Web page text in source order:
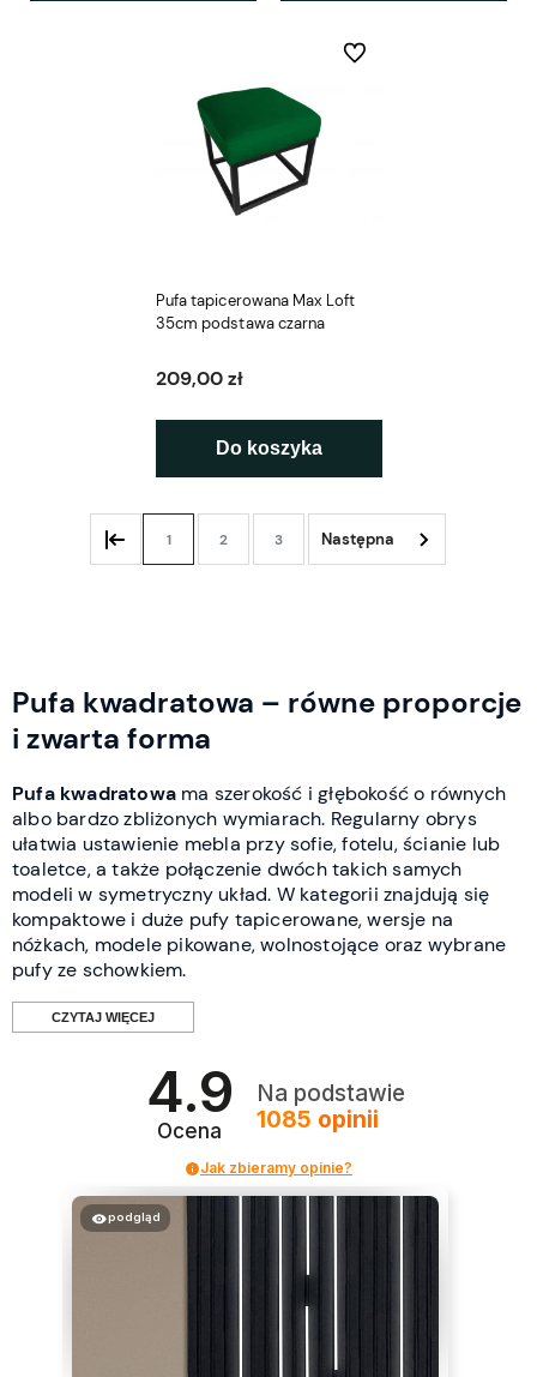
Pufa tapicerowana Max Loft
35cm podstawa czarna
209,00 zł
Do koszyka
Do ulubionych
1 2 3
Pufa kwadratowa – równe proporcje
i zwarta forma
Pufa kwadratowa ma szerokość i głębokość o równych
albo bardzo zbliżonych wymiarach. Regularny obrys
ułatwia ustawienie mebla przy sofie, fotelu, ścianie lub
toaletce, a także połączenie dwóch takich samych
modeli w symetryczny układ. W kategorii znajdują się
kompaktowe i duże pufy tapicerowane, wersje na
nóżkach, modele pikowane, wolnostojące oraz wybrane
pufy ze schowkiem.
CZYTAJ WIĘCEJ
Jak rozpoznać kwadratową pufę?
Kwadratowa pufa ma szerokość oraz głębokość o takich
samych lub bardzo podobnych wartościach. Niewielkie
różnice mogą wynikać z konstrukcji, kształtu tapicerki
głębokość są zbliżone, produkt nadal może należeć do
4.9
Ocena
Na podstawie
1085 opinii
Jak zbieramy opinie?
podgląd